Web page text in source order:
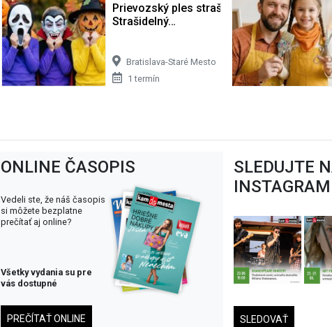
Prievozský ples strašidielok -
Strašidelný…
Bratislava-Staré Mesto
1 termín
ONLINE ČASOPIS
Vedeli ste, že náš časopis
si môžete bezplatne
prečítať aj online?
Všetky vydania su pre
vás dostupné
PREČÍTAŤ ONLINE
SLEDUJTE
INSTAGRAM
SLEDOVAŤ